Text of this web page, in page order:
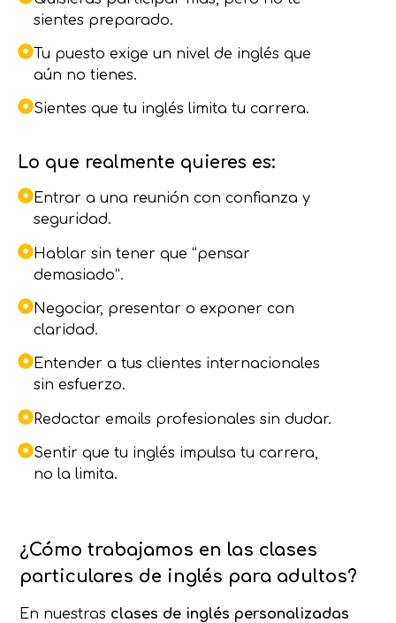
sientes preparado.
Tu puesto exige un nivel de inglés que
aún no tienes.
Sientes que tu inglés limita tu carrera.
Lo que realmente quieres es:
Entrar a una reunión con confianza y
seguridad.
Hablar sin tener que “pensar
demasiado”.
Negociar, presentar o exponer con
claridad.
Entender a tus clientes internacionales
sin esfuerzo.
Redactar emails profesionales sin dudar.
Sentir que tu inglés impulsa tu carrera,
no la limita.
¿Cómo trabajamos en las clases
particulares de inglés para adultos?
En nuestras clases de inglés personalizadas